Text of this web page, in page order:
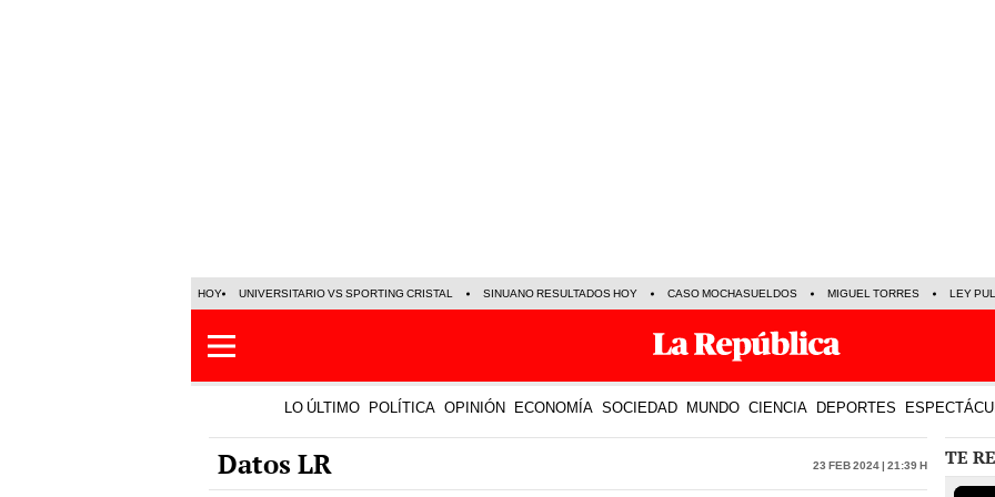
HOY UNIVERSITARIO VS SPORTING CRISTAL SINUANO RESULTADOS HOY CASO MOCHASUELDOS MIGUEL TORRES LEY
LO ÚLTIMO POLÍTICA OPINIÓN ECONOMÍA SOCIEDAD MUNDO CIENCIA DEPORTES
Datos LR 23 Feb 2024 | 21:39 h TE